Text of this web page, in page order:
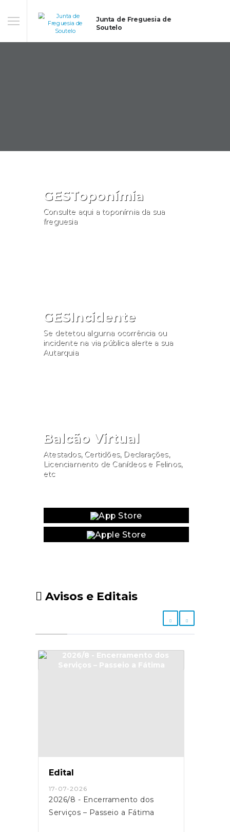
Junta de Freguesia de
Soutelo
GESToponímia
Consulte aqui a toponímia da sua
freguesia
GESIncidente
Se detetou alguma ocorrência ou
incidente na via pública alerte a sua
Autarquia
Balcão Virtual
Atestados, Certidões, Declarações,
Licenciamento de Canídeos e Felinos,
etc
Avisos e Editais
Edital
17-07-2026
2026/8 - Encerramento dos
Serviços – Passeio a Fátima